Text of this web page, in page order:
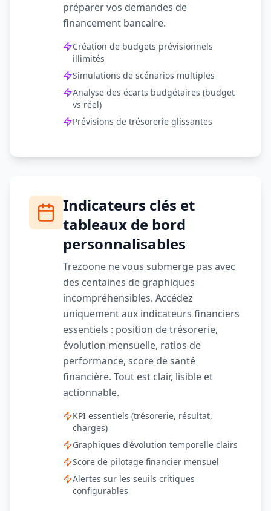
préparer vos demandes de
financement bancaire.
Création de budgets prévisionnels
illimités
Simulations de scénarios multiples
Analyse des écarts budgétaires (budget
vs réel)
Prévisions de trésorerie glissantes
Indicateurs clés et
tableaux de bord
personnalisables
Trezoone ne vous submerge pas avec
des centaines de graphiques
incompréhensibles. Accédez
uniquement aux indicateurs financiers
essentiels : position de trésorerie,
évolution mensuelle, ratios de
performance, score de santé
financière. Tout est clair, lisible et
actionnable.
KPI essentiels (trésorerie, résultat,
charges)
Graphiques d'évolution temporelle clairs
Score de pilotage financier mensuel
Alertes sur les seuils critiques
configurables